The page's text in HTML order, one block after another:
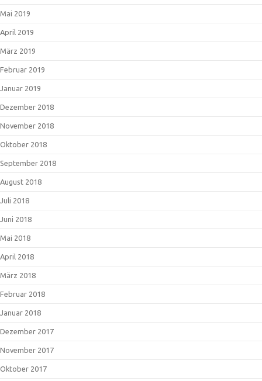
Mai 2019
April 2019
März 2019
Februar 2019
Januar 2019
Dezember 2018
November 2018
Oktober 2018
September 2018
August 2018
Juli 2018
Juni 2018
Mai 2018
April 2018
März 2018
Februar 2018
Januar 2018
Dezember 2017
November 2017
Oktober 2017